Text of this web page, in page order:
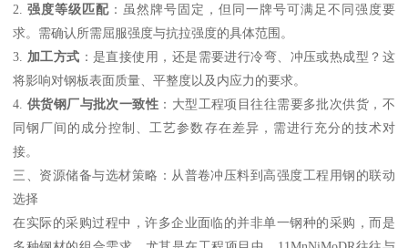
2.强度等级匹配 ：虽然牌号固定，但同一牌号可满足不同强度要
求。需确认所需屈服强度与抗拉强度的具体范围。
3. 加工方式 ：是直接使用，还是需要进行冷弯、冲压或热成型？这
将影响对钢板表面质量、平整度以及内应力的要求。
4. 供货钢厂与批次一致性 ：大型工程项目往往需要多批次供货，不
同钢厂间的成分控制、工艺参数存在差异，需进行充分的技术对
接。
三、资源储备与选材策略：从普卷冲压料到高强度工程用钢的联动
选择
在实际的采购过程中，许多企业面临的并非单一钢种的采购，而是